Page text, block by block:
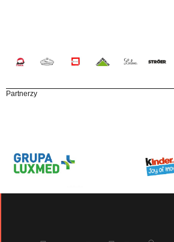
Partnerzy